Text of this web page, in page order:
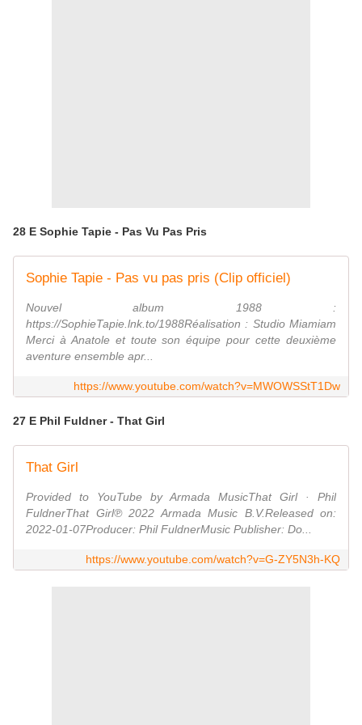
28 E Sophie Tapie - Pas Vu Pas Pris
Sophie Tapie - Pas vu pas pris (Clip officiel)
Nouvel album 1988 :
https://SophieTapie.lnk.to/1988Réalisation : Studio Miamiam
Merci à Anatole et toute son équipe pour cette deuxième
aventure ensemble apr...
https://www.youtube.com/watch?v=MWOWSStT1Dw
27 E Phil Fuldner - That Girl
That Girl
Provided to YouTube by Armada MusicThat Girl · Phil
FuldnerThat Girl℗ 2022 Armada Music B.V.Released on:
2022-01-07Producer: Phil FuldnerMusic Publisher: Do...
https://www.youtube.com/watch?v=G-ZY5N3h-KQ